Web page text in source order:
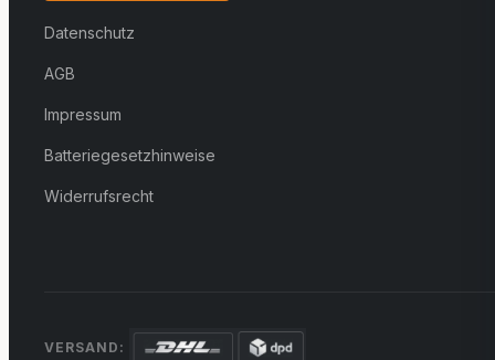
Datenschutz
AGB
Impressum
Batteriegesetzhinweise
Widerrufsrecht
VERSAND: